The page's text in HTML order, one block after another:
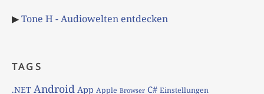
▶Tone H - Audiowelten entdecken
TAGS
.NET Android App Apple Browser C# Einstellungen